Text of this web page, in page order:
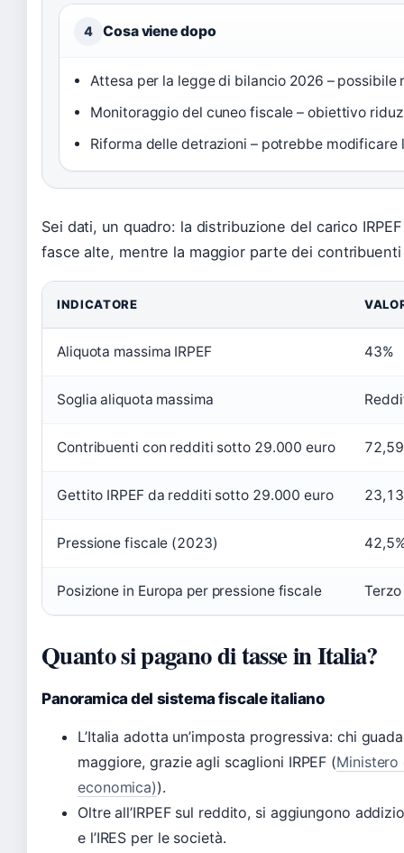
4 Cosa viene dopo
Attesa per la legge di bilancio 2026 – possibile
Monitoraggio del cuneo fiscale – obiettivo
Riforma delle detrazioni – potrebbe
Sei dati, un quadro: la distribuzione del carico
fasce alte, mentre la maggior parte dei
INDICATORE
Aliquota massima IRPEF 43%
Soglia aliquota massima
Contribuenti con redditi sotto 29.000 euro
Gettito IRPEF da redditi sotto 29.000 euro
Pressione fiscale (2023)
Posizione in Europa per pressione fiscale
Quanto si pagano di tasse in Italia?
Panoramica del sistema fiscale italiano
L’Italia adotta un’imposta progressiva: chi
maggiore, grazie agli scaglioni IRPEF (Ministero
economica)).
Oltre all’IRPEF sul reddito, si aggiungono
e l’IRES per le società.